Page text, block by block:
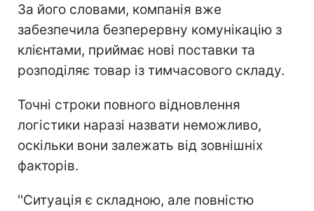
За його словами, компанія вже
забезпечила безперервну комунікацію з
клієнтами, приймає нові поставки та
розподіляє товар із тимчасового складу.
Точні строки повного відновлення
логістики наразі назвати неможливо,
оскільки вони залежать від зовнішніх
факторів.
''Ситуація є складною, але повністю